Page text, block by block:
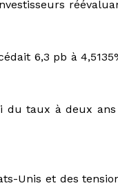
6,3 pb à
du taux à deux
Unis et des